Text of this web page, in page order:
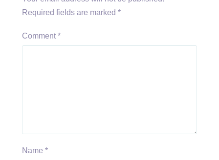
Required fields are marked *
Comment *
Name *